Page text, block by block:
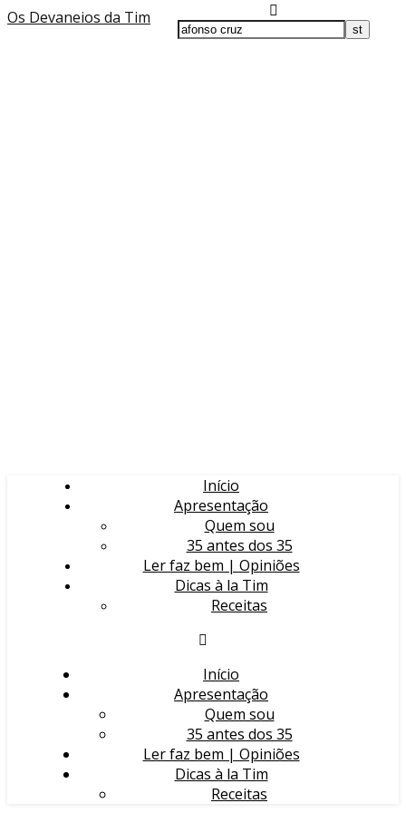
Os Devaneios da Tim
Início
Apresentação
Quem sou
35 antes dos 35
Ler faz bem | Opiniões
Dicas à la Tim
Receitas
Início
Apresentação
Quem sou
35 antes dos 35
Ler faz bem | Opiniões
Dicas à la Tim
Receitas